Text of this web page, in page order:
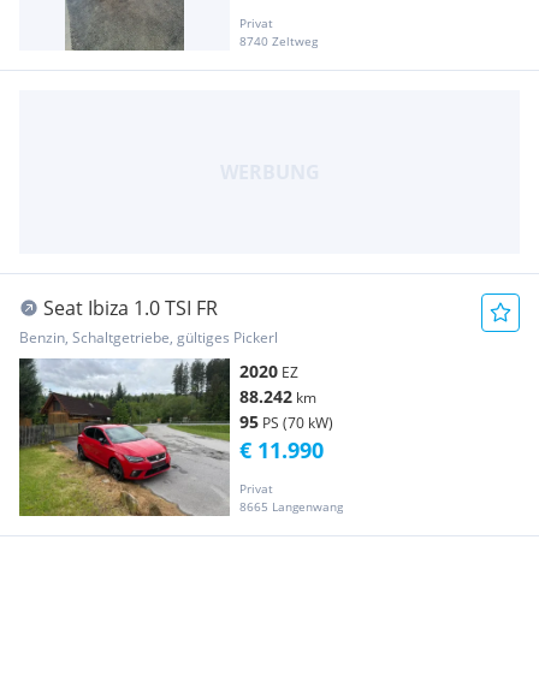
Privat
8740 Zeltweg
Seat Ibiza 1.0 TSI FR
Benzin, Schaltgetriebe, gültiges Pickerl
2020 EZ
88.242 km
95 PS (70 kW)
Privat
8665 Langenwang
€ 11.990